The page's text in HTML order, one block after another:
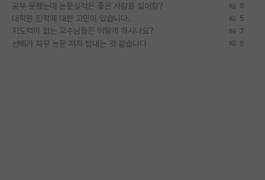
공부 못했는데 논문실적은 좋은 사람을 싫어함? 6
대학원 진학에 대한 고민이 있습니다. 5
지도력이 없는 교수님들은 어떻게 하시나요? 7
선배가 자꾸 논문 저자 탐내는 것 같습니다 5